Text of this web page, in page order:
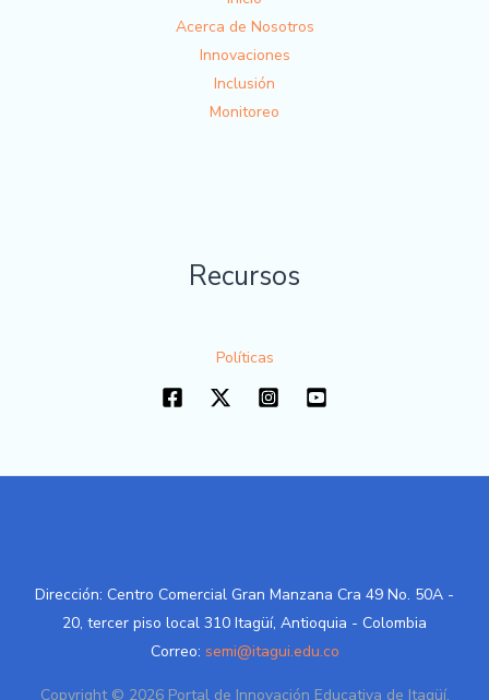
Acerca de Nosotros
Innovaciones
Inclusión
Monitoreo
Recursos
Políticas
Dirección: Centro Comercial Gran Manzana Cra 49 No. 50A -
20, tercer piso local 310 Itagüí, Antioquia - Colombia
Correo: semi@itagui.edu.co
Copyright © 2026 Portal de Innovación Educativa de Itagüí.